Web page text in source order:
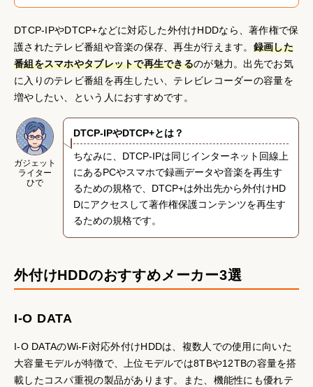
DTCP-IPやDTCP+などに対応した外付けHDDなら、著作権で保
護されたテレビ番組や音楽の保存、再生が行えます。 録画した
番組をスマホやタブレットで再生できるのが魅力。出先でお気
に入りのテレビ番組を再生したい、テレビレコーダーの容量を
増やしたい、という人におすすめです。
ガジェット
ライター
ひで
DTCP-IPやDTCP+とは？
ちなみに、DTCP-IPは同じインターネット回線上
にあるPCやスマホで録画データや音楽を再生す
るための規格で、DTCP+は外出先から外付けHD
Dにアクセスして著作権保護コンテンツを再生す
るための規格です。
外付けHDDのおすすめメーカー3選
I-O DATA
I-O DATAのWi-Fi対応外付けHDDは、複数人での使用に向いた
大容量モデルが特徴で、上位モデルでは8TBや12TBの容量を搭
載したコスパ重視の製品があります。また、機能性にも優れテ